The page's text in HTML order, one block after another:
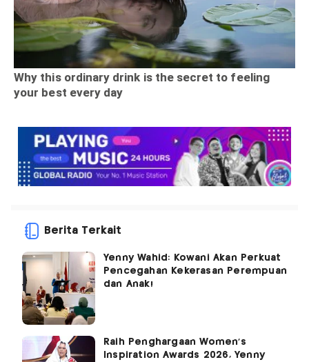
Berita Terkait
Yenny Wahid: Kowani Akan Perkuat
Pencegahan Kekerasan Perempuan
dan Anak!
Raih Penghargaan Women's
Inspiration Awards 2026, Yenny